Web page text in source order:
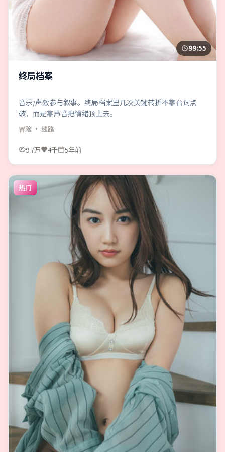
99:55
终局档案
音乐/声效参与叙事。终局档案里几次关键转折不靠台词点
破，而是靠声音把情绪顶上去。
冒险 · 线路
9.7万 4千 5年前
热门